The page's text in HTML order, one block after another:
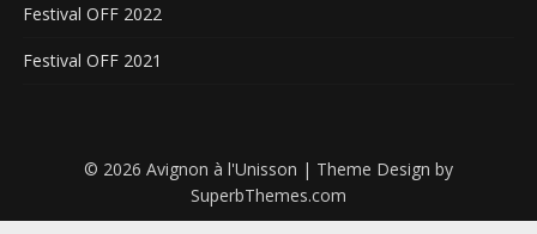
Festival OFF 2022
Festival OFF 2021
© 2026 Avignon à l'Unisson | Theme Design by
SuperbThemes.com